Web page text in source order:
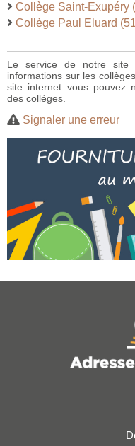
Collège Saint-Exupéry
Collège Paul Eluard
Le service de notre
informations sur les
site internet vous pouvez
des collèges.
Signaler une erreur